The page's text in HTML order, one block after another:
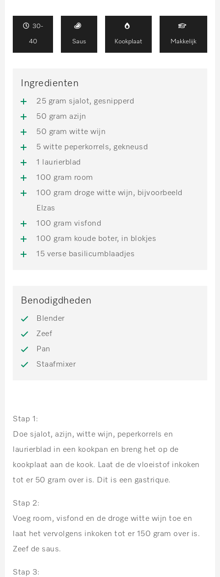
30-
40 Saus Kookplaat Makkelijk
Ingredienten
25 gram sjalot, gesnipperd
50 gram azijn
50 gram witte wijn
5 witte peperkorrels, gekneusd
1 laurierblad
100 gram room
100 gram droge witte wijn, bijvoorbeeld
Elzas
100 gram visfond
100 gram koude boter, in blokjes
15 verse basilicumblaadjes
Benodigdheden
Blender
Zeef
Pan
Staafmixer
Stap 1:
Doe sjalot, azijn, witte wijn, peperkorrels en
laurierblad in een kookpan en breng het op de
kookplaat aan de kook. Laat de de vloeistof inkoken
tot er 50 gram over is. Dit is een gastrique.
Stap 2:
Voeg room, visfond en de droge witte wijn toe en
laat het vervolgens inkoken tot er 150 gram over is.
Zeef de saus.
Stap 3: